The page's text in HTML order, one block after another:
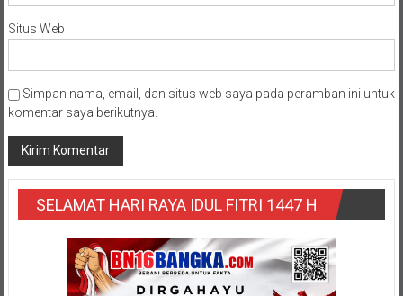
Situs Web
Simpan nama, email, dan situs web saya pada peramban ini untuk
komentar saya berikutnya.
SELAMAT HARI RAYA IDUL FITRI 1447 H